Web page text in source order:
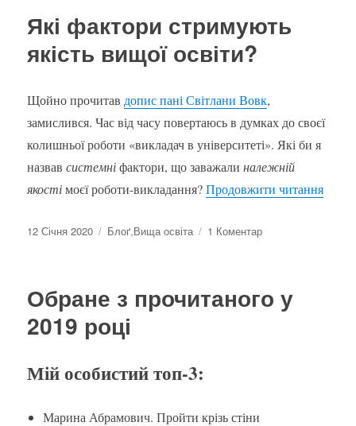
Які фактори стримують
якість вищої освіти?
Щойно прочитав допис пані Світлани Вовк,
замислився. Час від часу повертаюсь в думках до своєї
колишньої роботи «викладач в університеті». Які би я
назвавсистемніфактори, що заважалиналежній
якостімоєї роботи-викладання?Продовжити читання“Які
Оприлюднено
12 Січня 2020 Категорії
Блоґ,Вища освіта 1 Коментардо
якість
вищої
Обране з прочитаного у
2019 році
Мій особистий топ-3:
Марина Абрамович. Пройти крізь стіни